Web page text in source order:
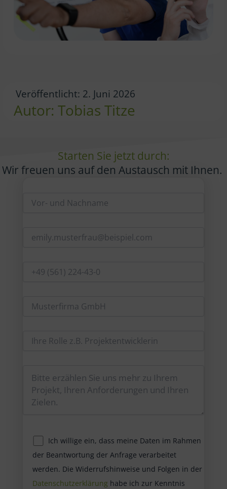
Veröffentlicht: 2. Juni 2026
Autor: Tobias Titze
Starten Sie jetzt durch:
Wir freuen uns auf den Austausch mit Ihnen.
Ich willige ein, dass meine Daten im Rahmen
der Beantwortung der Anfrage verarbeitet
werden. Die Widerrufshinweise und Folgen in der
Datenschutzerklärung habe ich zur Kenntnis